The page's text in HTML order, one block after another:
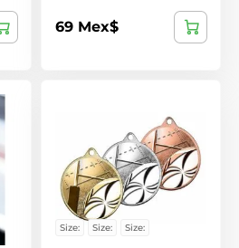
69 Mex$
Size: Size: Size: